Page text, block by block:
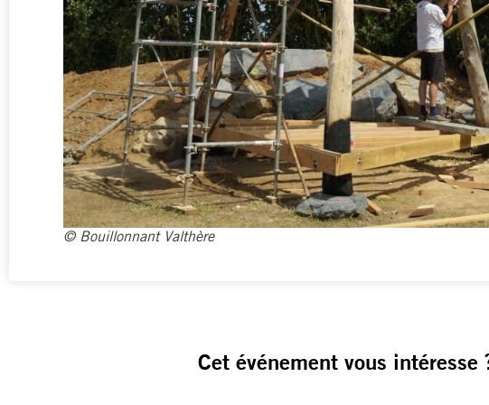
© Bouillonnant Valthère
Cet événement vous